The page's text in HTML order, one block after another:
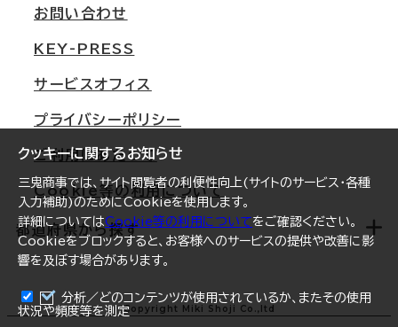
クッキーに関するお知らせ
三鬼商事では、サイト閲覧者の利便性向上(サイトのサービス・各種
入力補助)のためにCookieを使用します。
詳細についてはCookie等の利用についてをご確認ください。
Cookieをブロックすると、お客様へのサービスの提供や改善に影
響を及ぼす場合があります。
分析／どのコンテンツが使用されているか、またその使用
状況や頻度等を測定
オフィス移転Q&A
大阪
名古屋
札幌
仙台
横浜
福岡
オフィスリポート
ログイン
お問い合わせ
KEY-PRESS
サービスオフィス
プライバシーポリシー
ご利用にあたって
Cookie等の利用について
都道府県から探す
北海道 Copyright Miki Shoji Co.,ltd